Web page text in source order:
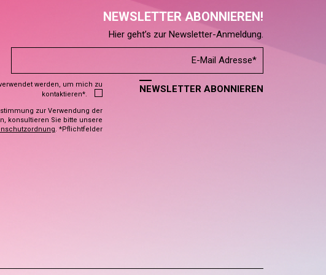
NEWSLETTER ABONNIEREN!
Hier geht’s zur Newsletter-Anmeldung.
werden, um mich zu
kontaktieren*.
zur Verwendung der
konsultieren Sie bitte unsere
. *Pflichtfelder
NEWSLETTER ABONNIEREN